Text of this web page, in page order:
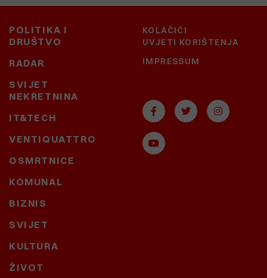
POLITIKA I
DRUŠTVO
RADAR
SVIJET
NEKRETNINA
IT&TECH
VENTIQUATTRO
OSMRTNICE
KOMUNAL
BIZNIS
SVIJET
KULTURA
ŽIVOT
KOLAČIĆI
UVJETI KORIŠTENJA
IMPRESSUM